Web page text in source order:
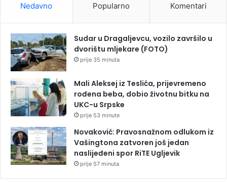
Nedavno Popularno Komentari
Sudar u Dragaljevcu, vozilo završilo u
dvorištu mljekare (FOTO)
prije 35 minuta
Mali Aleksej iz Teslića, prijevremeno
rođena beba, dobio životnu bitku na
UKC-u Srpske
prije 53 minute
Novaković: Pravosnažnom odlukom iz
Vašingtona zatvoren još jedan
naslijeđeni spor RiTE Ugljevik
prije 57 minuta